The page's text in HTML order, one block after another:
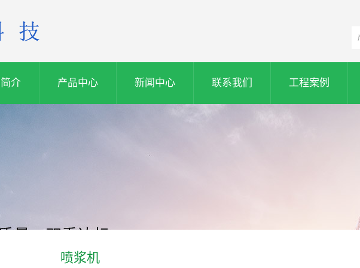
介 产品中心 新闻中心 联系我们 工程案例
喷浆机